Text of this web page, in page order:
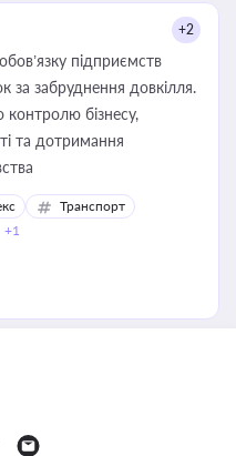
+2
підприємств
за забруднення довкілля.
контролю бізнесу,
та дотримання
Транспорт
+1